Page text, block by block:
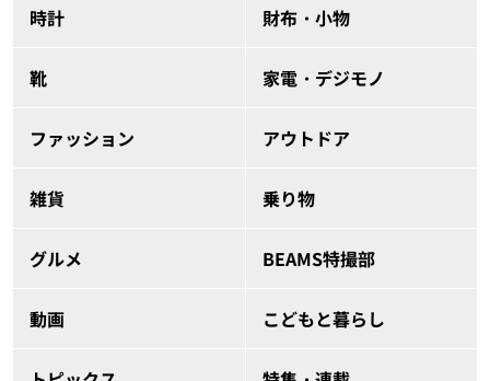
時計 財布・小物
靴 家電・デジモノ
ファッション アウトドア
雑貨 乗り物
グルメ BEAMS特撮部
動画 こどもと暮らし